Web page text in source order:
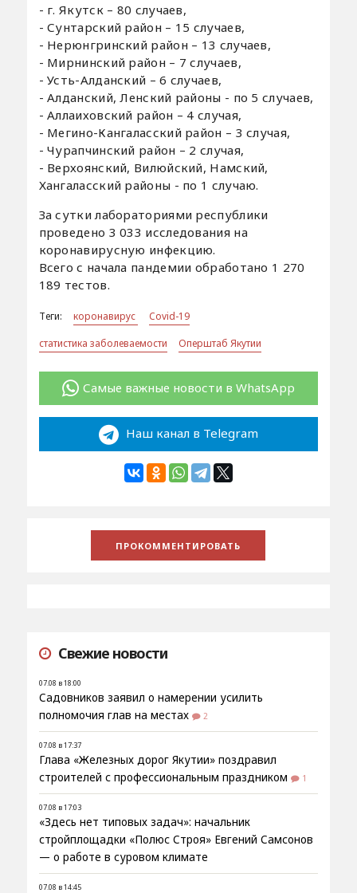
- г. Якутск – 80 случаев,
- Сунтарский район – 15 случаев,
- Нерюнгринский район – 13 случаев,
- Мирнинский район – 7 случаев,
- Усть-Алданский – 6 случаев,
- Алданский, Ленский районы - по 5 случаев,
- Аллаиховский район – 4 случая,
- Мегино-Кангаласский район – 3 случая,
- Чурапчинский район – 2 случая,
- Верхоянский, Вилюйский, Намский,
Хангаласский районы - по 1 случаю.
За сутки лабораториями республики
проведено 3 033 исследования на
коронавирусную инфекцию.
Всего с начала пандемии обработано 1 270
189 тестов.
Теги: коронавирус
Covid-19
статистика заболеваемости
Оперштаб Якутии
Самые важные новости в WhatsApp
Наш канал в Telegram
Свежие новости
07.08 в 18:00
Садовников заявил о намерении усилить
полномочия глав на местах
2
07.08 в 17:37
Глава «Железных дорог Якутии» поздравил
строителей с профессиональным праздником
1
07.08 в 17:03
«Здесь нет типовых задач»: начальник
стройплощадки «Полюс Строя» Евгений Самсонов
— о работе в суровом климате
07.08 в 14:45